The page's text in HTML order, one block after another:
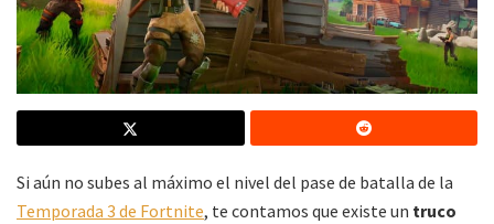
Si aún no subes al máximo el nivel del pase de batalla de la
Temporada 3 de Fortnite, te contamos que existe un truco